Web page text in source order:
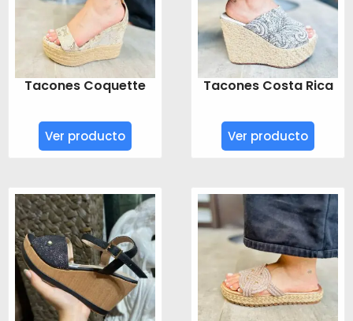
Tacones Coquette
Ver producto
Tacones Costa Rica
Ver producto